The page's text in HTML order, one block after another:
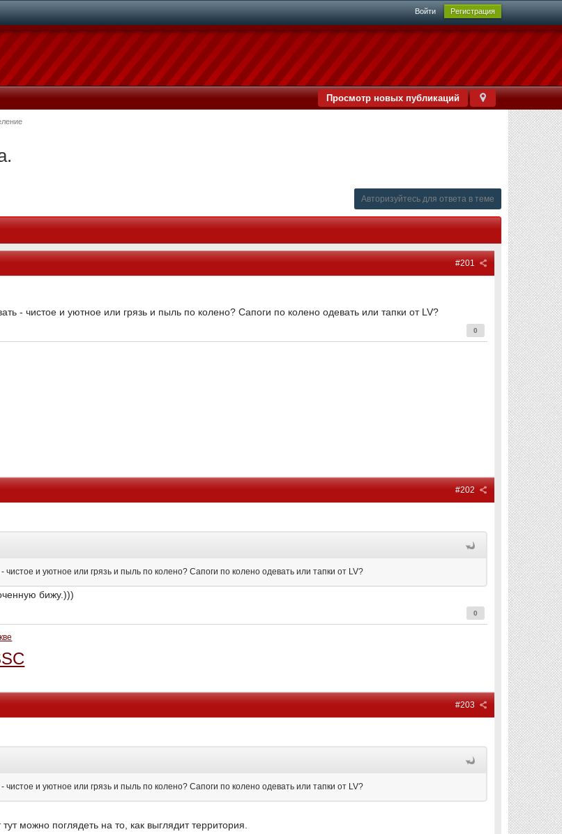
Войти Регистрация
Просмотр новых публикаций
Авторизуйтесь для ответа в теме
#201
- чистое и уютное или грязь и пыль по колено? Сапоги по колено одевать или тапки от LV?
0
#202
чистое и уютное или грязь и пыль по колено? Сапоги по колено одевать или тапки от LV?
бижу.)))
0
#203
чистое и уютное или грязь и пыль по колено? Сапоги по колено одевать или тапки от LV?
можно поглядеть на то, как выглядит территория.